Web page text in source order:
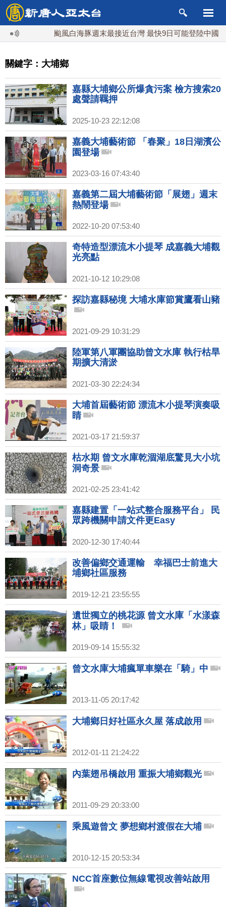
颱風白海豚週末最接近台灣 最快9日可能登陸中國
關鍵字：大埔鄉
嘉縣大埔鄉公所爆貪污案 檢方搜索20
處聲請羈押
2025-10-23 22:12:08
嘉義大埔藝術節 「春聚」18日湖濱公
園登場
2023-03-16 07:43:40
嘉義第二屆大埔藝術節「展翅」週末
熱鬧登場
2022-10-20 07:53:40
奇特造型漂流木小提琴 成嘉義大埔觀
光亮點
2021-10-12 10:29:08
探訪嘉縣秘境 大埔水庫節賞鷹看山豬
2021-09-29 10:31:29
陸軍第八軍團協助曾文水庫 執行枯旱
期擴大清淤
2021-03-30 22:24:34
大埔首屆藝術節 漂流木小提琴演奏吸
睛
2021-03-17 21:59:37
枯水期 曾文水庫乾涸湖底驚見大小坑
洞奇景
2021-02-25 23:41:42
嘉縣建置「一站式整合服務平台」 民
眾跨機關申請文件更Easy
2020-12-30 17:40:44
改善偏鄉交通運輸 幸福巴士前進大
埔鄉社區服務
2019-12-21 23:55:55
遺世獨立的桃花源 曾文水庫「水漾森
林」吸睛！
2019-09-14 15:55:32
曾文水庫大埔瘋單車樂在「騎」中
2013-11-05 20:17:42
大埔鄉日好社區永久屋 落成啟用
2012-01-11 21:24:22
內葉翅吊橋啟用 重振大埔鄉觀光
2011-09-29 20:33:00
乘風遊曾文 夢想鄉村渡假在大埔
2010-12-15 20:53:34
NCC首座數位無線電視改善站啟用